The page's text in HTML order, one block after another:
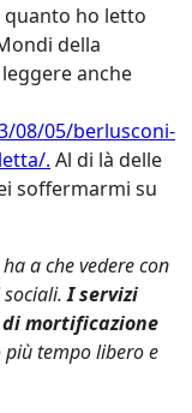
quanto ho letto
della
anche
08/05/berlusconi-
. Al di là delle
soffermarmi su
a che vedere con
sociali.I servizi
mortificazione
più tempo libero e